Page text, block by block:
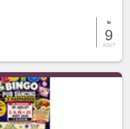
le
9
AOUT